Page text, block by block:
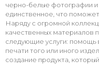
черно-белые фотографии и
единственное, что
Наряду с огромной
качественных материалов
следующие услуги: помощь
печати того или иного
создание продукта,